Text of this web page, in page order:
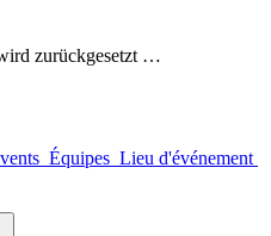
zurückgesetzt …
Équipes Lieu d'événement